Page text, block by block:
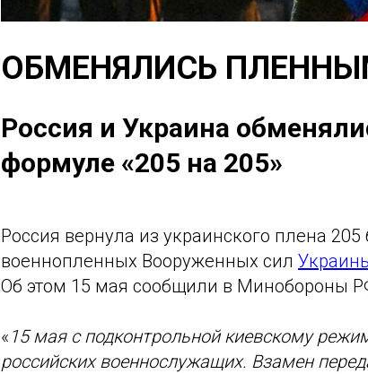
ОБМЕНЯЛИСЬ
Россия и Украина
формуле «205 на 205»
Россия вернула из украинского плена
военнопленных Вооруженных сил
Об этом 15 мая сообщили в Минобороны
« 15 мая с подконтрольной киевскому
российских военнослужащих. Взамен